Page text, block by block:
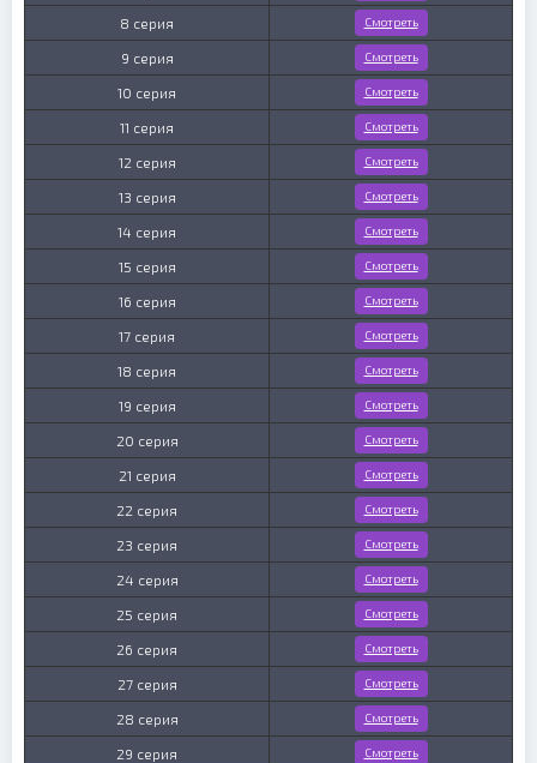
8 серия Смотреть
9 серия Смотреть
10 серия Смотреть
11 серия Смотреть
12 серия Смотреть
13 серия Смотреть
14 серия Смотреть
15 серия Смотреть
16 серия Смотреть
17 серия Смотреть
18 серия Смотреть
19 серия Смотреть
20 серия Смотреть
21 серия Смотреть
22 серия Смотреть
23 серия Смотреть
24 серия Смотреть
25 серия Смотреть
26 серия Смотреть
27 серия Смотреть
28 серия Смотреть
29 серия Смотреть